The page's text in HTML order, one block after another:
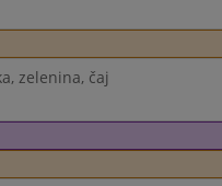
zelenina, čaj